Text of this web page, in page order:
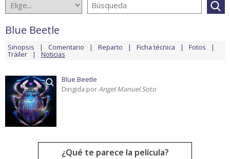
Blue Beetle
Sinopsis Comentario Reparto Ficha técnica Fotos
Tráiler Noticias
Blue Beetle
Dirigida porAngel Manuel Soto
¿Qué te parece la película?